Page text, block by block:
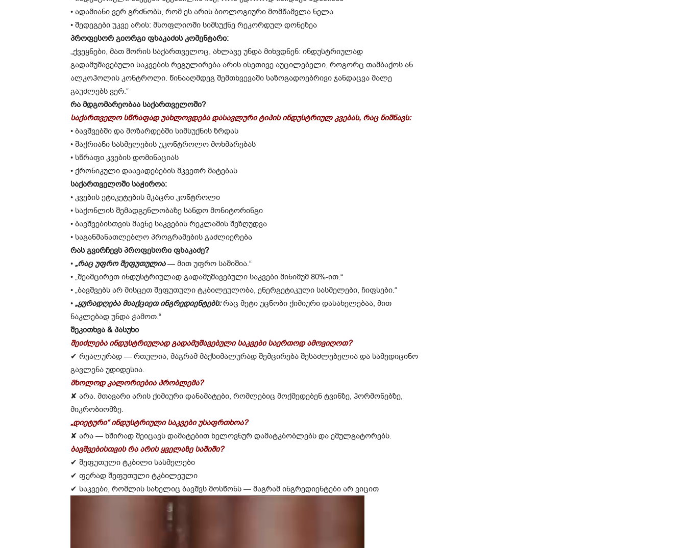
• ადამიანი ვერ გრძნობს, რომ ეს არის ბიოლოგიური მომწამვლა ნელა
• შედეგები უკვე არის: მსოფლიოში სიმსუქნე რეკორდულ დონეზეა
პროფესორ გიორგი ფხაკაძის კომენტარი:
„ქვეყნები, მათ შორის საქართველოც, ახლავე უნდა მიხვდნენ: ინდუსტრიულად
გადამუშავებული საკვების რეგულირება არის ისეთივე აუცილებელი, როგორც თამბაქოს ან
ალკოჰოლის კონტროლი. წინააღმდეგ შემთხვევაში საზოგადოებრივი ჯანდაცვა მალე
გაუძლებს ვერ.“
რა მდგომარეობაა საქართველოში?
საქართველო სწრაფად უახლოვდება დასავლური ტიპის ინდუსტრიულ კვებას, რაც ნიშნავს:
• ბავშვებში და მოზარდებში სიმსუქნის ზრდას
• შაქრიანი სასმელების უკონტროლო მოხმარებას
• სწრაფი კვების დომინაციას
• ქრონიკული დაავადებების მკვეთრ მატებას
საქართველოში საჭიროა:
• კვების ეტიკეტების მკაცრი კონტროლი
• საქონლის შემადგენლობაზე სანდო მონიტორინგი
• ბავშვებისთვის მავნე საკვების რეკლამის შეზღუდვა
• საგანმანათლებლო პროგრამების გაძლიერება
რას გვირჩევს პროფესორი ფხაკაძე?
• „რაც უფრო შეფუთულია— მით უფრო საშიშია.“
• „შეამცირეთ ინდუსტრიულად გადამუშავებული საკვები მინიმუმ 80%-ით.“
• „ბავშვებს არ მისცეთ შეფუთული ტკბილეულობა, ენერგეტიკული სასმელები, ჩიფსები.“
• „ყურადღება მიაქციეთ ინგრედიენტებს:რაც მეტი უცნობი ქიმიური დასახელებაა, მით
ნაკლებად უნდა ჭამოთ.“
შეკითხვა & პასუხი
შეიძლება ინდუსტრიულად გადამუშავებული საკვები საერთოდ ამოვიღოთ?
✔︎ რეალურად — რთულია, მაგრამ მაქსიმალურად შემცირება შესაძლებელია და სამედიცინო
გავლენა უდიდესია.
მხოლოდ კალორიებია პრობლემა?
✘ არა. მთავარი არის ქიმიური დანამატები, რომლებიც მოქმედებენ ტვინზე, ჰორმონებზე,
მიკრობიომზე.
„დიეტური“ ინდუსტრიული საკვები უსაფრთხოა?
✘ არა — ხშირად შეიცავს დამატებით ხელოვნურ დამატკბობლებს და ემულგატორებს.
ბავშვებისთვის რა არის ყველაზე საშიში?
✔︎ შეფუთული ტკბილი სასმელები
✔︎ ფერად შეფუთული ტკბილეული
✔︎ საკვები, რომლის სახელიც ბავშვს მოსწონს — მაგრამ ინგრედიენტები არ ვიცით